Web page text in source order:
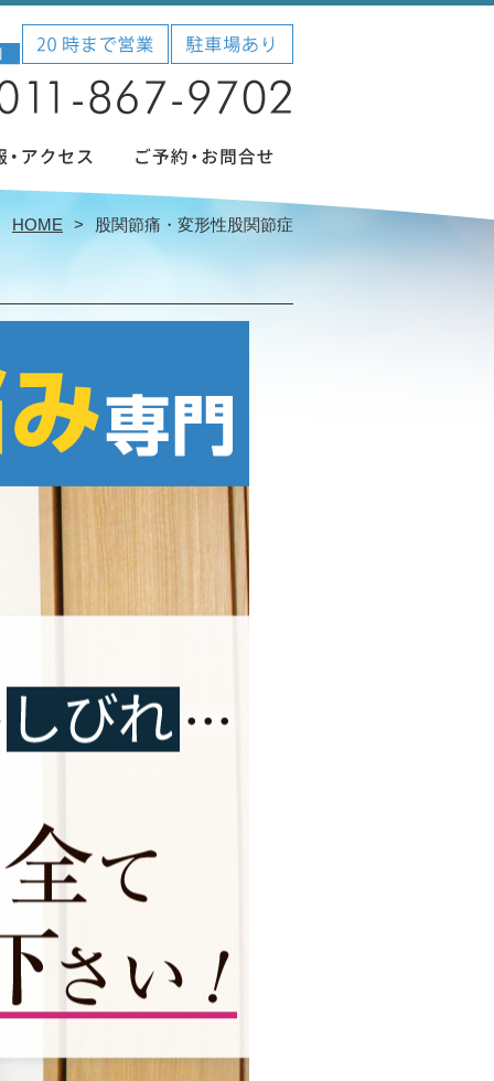
HOME 股関節痛・変形性股関節症